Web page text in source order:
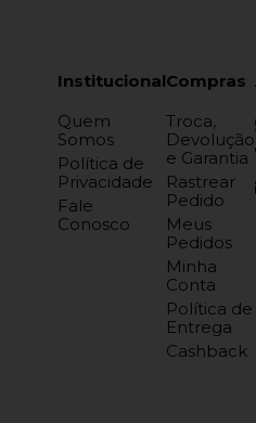
Institucional
Quem
Somos
Política de
Privacidade
Fale
Conosco
Compras
Troca,
Devolução
e Garantia
Rastrear
Pedido
Meus
Pedidos
Minha
Conta
Política de
Entrega
Cashback